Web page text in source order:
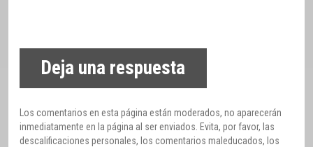
Deja una respuesta
Los comentarios en esta página están moderados, no aparecerán
inmediatamente en la página al ser enviados. Evita, por favor, las
descalificaciones personales, los comentarios maleducados, los